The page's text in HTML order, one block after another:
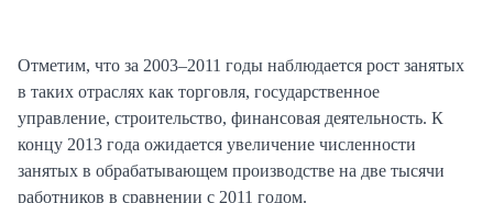
Отметим, что за 2003–2011 годы наблюдается рост занятых
в таких отраслях как торговля, государственное
управление, строительство, финансовая деятельность. К
концу 2013 года ожидается увеличение численности
занятых в обрабатывающем производстве на две тысячи
работников в сравнении с 2011 годом.